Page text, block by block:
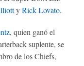
yRick Lovato.
, quien ganó el
suplente, se
de los Chiefs,